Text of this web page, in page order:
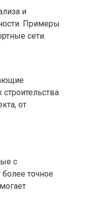
и
Примеры
сети.
от
с
точное